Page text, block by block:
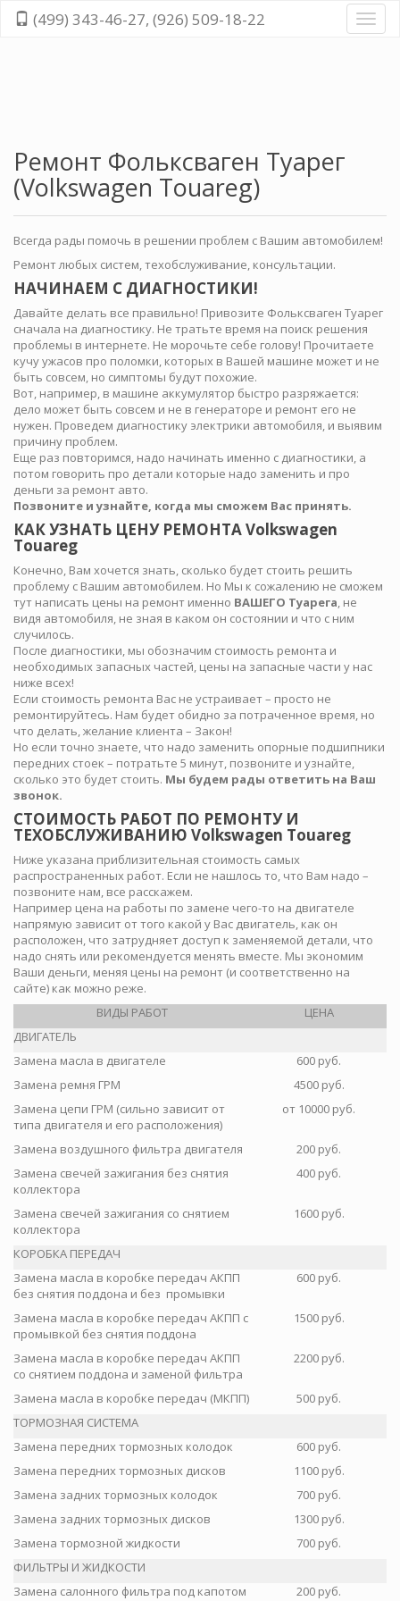
(499) 343-46-27, (926) 509-18-22
и
Ремонт Фольксваген Туарег
(Volkswagen Touareg)
Всегда рады помочь в решении проблем с Вашим автомобилем!
Ремонт любых систем, техобслуживание, консультации.
НАЧИНАЕМ С ДИАГНОСТИКИ!
Давайте делать все правильно! Привозите Фольксваген Туарег
сначала на диагностику. Не тратьте время на поиск решения
проблемы в интернете. Не морочьте себе голову! Прочитаете
кучу ужасов про поломки, которых в Вашей машине может и не
быть совсем, но симптомы будут похожие.
Вот, например, в машине аккумулятор быстро разряжается:
дело может быть совсем и не в генераторе и ремонт его не
нужен. Проведем диагностику электрики автомобиля, и выявим
причину проблем.
Еще раз повторимся, надо начинать именно с диагностики, а
потом говорить про детали которые надо заменить и про
деньги за ремонт авто.
Позвоните и узнайте, когда мы сможем Вас принять.
КАК УЗНАТЬ ЦЕНУ РЕМОНТА Volkswagen
Touareg
Конечно, Вам хочется знать, сколько будет стоить решить
проблему с Вашим автомобилем. Но Мы к сожалению не сможем
тут написать цены на ремонт именно ВАШЕГО Туарега, не
видя автомобиля, не зная в каком он состоянии и что с ним
случилось.
После диагностики, мы обозначим стоимость ремонта и
необходимых запасных частей, цены на запасные части у нас
ниже всех!
Если стоимость ремонта Вас не устраивает – просто не
ремонтируйтесь. Нам будет обидно за потраченное время, но
что делать, желание клиента – Закон!
Но если точно знаете, что надо заменить опорные подшипники
передних стоек – потратьте 5 минут, позвоните и узнайте,
сколько это будет стоить. Мы будем рады ответить на Ваш
звонок.
СТОИМОСТЬ РАБОТ ПО РЕМОНТУ И
ТЕХОБСЛУЖИВАНИЮ Volkswagen Touareg
Ниже указана приблизительная стоимость самых
распространенных работ. Если не нашлось то, что Вам надо –
позвоните нам, все расскажем.
Например цена на работы по замене чего-то на двигателе
напрямую зависит от того какой у Вас двигатель, как он
расположен, что затрудняет доступ к заменяемой детали, что
надо снять или рекомендуется менять вместе. Мы экономим
Ваши деньги, меняя цены на ремонт (и соответственно на
сайте) как можно реже.
ВИДЫ РАБОТ
ЦЕНА
ДВИГАТЕЛЬ
Замена масла в двигателе
600 руб.
Замена ремня ГРМ
4500 руб.
Замена цепи ГРМ (сильно зависит от
типа двигателя и его расположения)
от 10000 руб.
Замена воздушного фильтра двигателя
200 руб.
Замена свечей зажигания без снятия
коллектора
400 руб.
Замена свечей зажигания со снятием
коллектора
1600 руб.
КОРОБКА ПЕРЕДАЧ
Замена масла в коробке передач АКПП
без снятия поддона и без промывки
600 руб.
Замена масла в коробке передач АКПП с
промывкой без снятия поддона
1500 руб.
Замена масла в коробке передач АКПП
со снятием поддона и заменой фильтра
2200 руб.
Замена масла в коробке передач (МКПП)
500 руб.
ТОРМОЗНАЯ СИСТЕМА
Замена передних тормозных колодок
600 руб.
Замена передних тормозных дисков
1100 руб.
Замена задних тормозных колодок
700 руб.
Замена задних тормозных дисков
1300 руб.
Замена тормозной жидкости
700 руб.
ФИЛЬТРЫ И ЖИДКОСТИ
Замена салонного фильтра под капотом
200 руб.